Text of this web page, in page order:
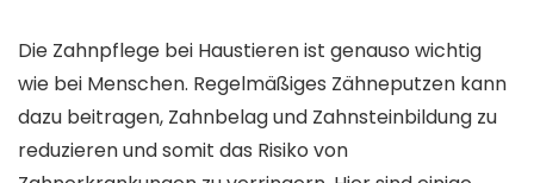
Die Zahnpflege bei Haustieren ist genauso wichtig
wie bei Menschen. Regelmäßiges Zähneputzen kann
dazu beitragen, Zahnbelag und Zahnsteinbildung zu
reduzieren und somit das Risiko von